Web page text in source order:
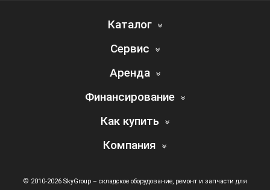
Каталог
Сервис
Аренда
Финансирование
Как купить
Компания
© 2010-2026 SkyGroup – складское оборудование, ремонт и запчасти для